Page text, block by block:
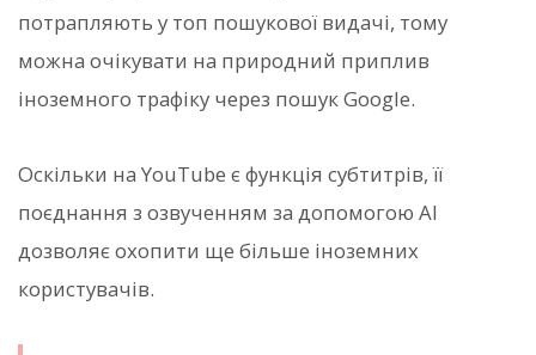
потрапляють у топ пошукової видачі, тому
можна очікувати на природний приплив
іноземного трафіку через пошук Google.
Оскільки на YouTube є функція субтитрів, її
поєднання з озвученням за допомогою AI
дозволяє охопити ще більше іноземних
користувачів.